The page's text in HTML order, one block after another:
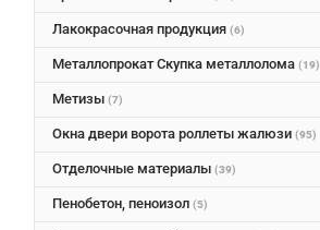
Лакокрасочная продукция (6)
Металлопрокат Скупка металлолома (19)
Метизы (7)
Окна двери ворота роллеты жалюзи (95)
Отделочные материалы (39)
Пенобетон, пеноизол (5)